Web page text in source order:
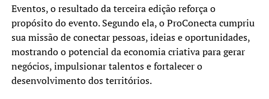
Eventos, o resultado da terceira edição reforça o
propósito do evento. Segundo ela, o ProConecta cumpriu
sua missão de conectar pessoas, ideias e oportunidades,
mostrando o potencial da economia criativa para gerar
negócios, impulsionar talentos e fortalecer o
desenvolvimento dos territórios.